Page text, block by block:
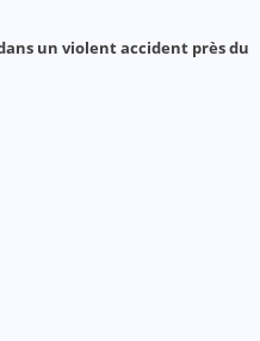
un violent accident près du